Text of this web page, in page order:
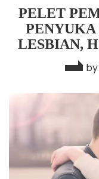
PELET
PENYUKA
LESBIAN,